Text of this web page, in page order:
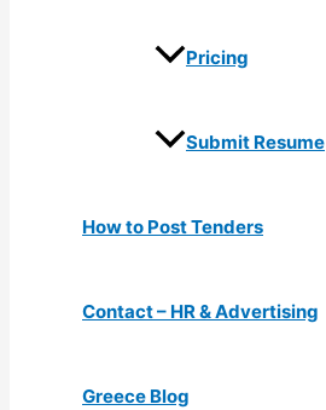
Pricing
Submit Resume
How to Post Tenders
Contact – HR & Advertising
Greece Blog